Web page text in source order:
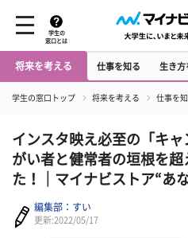
学生の
窓口とは
将来を考える 仕事を知る 生き方
学生の窓口トップ 将来を考える 仕事を
インスタ映え必至の「キ
がい者と健常者の垣根を
た！｜マイナビストア“あ
編集部：すい
更新:2022/05/17